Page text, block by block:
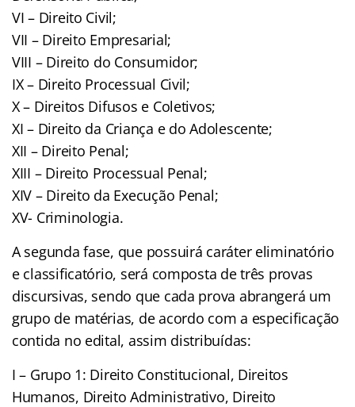
VI – Direito Civil;
VII – Direito Empresarial;
VIII – Direito do Consumidor;
IX – Direito Processual Civil;
X – Direitos Difusos e Coletivos;
XI – Direito da Criança e do Adolescente;
XII – Direito Penal;
XIII – Direito Processual Penal;
XIV – Direito da Execução Penal;
XV- Criminologia.
A segunda fase, que possuirá caráter eliminatório
e classificatório, será composta de três provas
discursivas, sendo que cada prova abrangerá um
grupo de matérias, de acordo com a especificação
contida no edital, assim distribuídas:
I – Grupo 1: Direito Constitucional, Direitos
Humanos, Direito Administrativo, Direito